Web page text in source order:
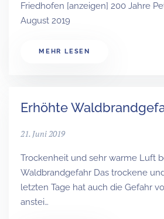
Friedhofen [anzeigen] 200 Jahre
August 2019
MEHR LESEN
Erhöhte
21. Juni 2019
Trockenheit und sehr warme Luft
Waldbrandgefahr Das trockene
letzten Tage hat auch die Gefahr
anstei…